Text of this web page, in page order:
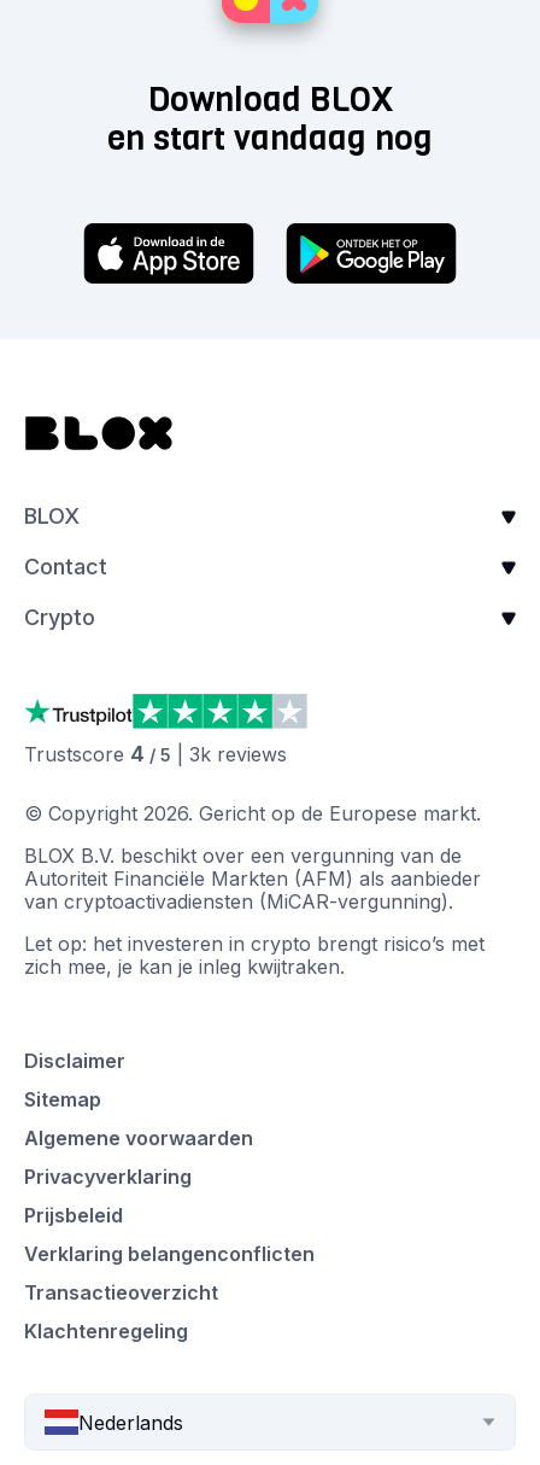
Download BLOX
en start vandaag nog
BLOX
Contact
Crypto
Trustscore 4 / 5 3k reviews
© Copyright 2026. Gericht op de Europese markt.
BLOX B.V. beschikt over een vergunning van de
Autoriteit Financiële Markten (AFM) als aanbieder
van cryptoactivadiensten (MiCAR-vergunning).
Let op: het investeren in crypto brengt risico’s met
zich mee, je kan je inleg kwijtraken.
Disclaimer
Sitemap
Algemene voorwaarden
Privacyverklaring
Prijsbeleid
Verklaring belangenconflicten
Transactieoverzicht
Klachtenregeling
Nederlands